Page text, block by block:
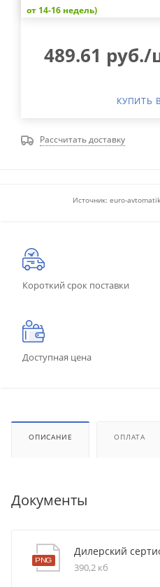
от 14-16 недель)
489.61 руб./
КУПИТЬ
Рассчитать доставку
Источник: euro-
Короткий срок поставки
Доступная цена
ОПИСАНИЕ ОПЛАТА
Документы
Дилерский
390,2 кб